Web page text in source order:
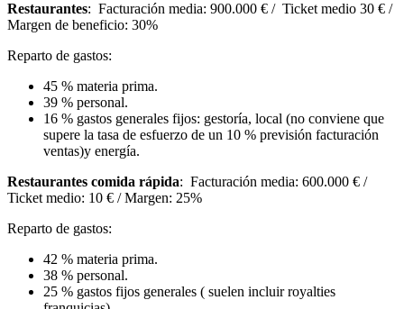
Restaurantes: Facturación media: 900.000 € / Ticket medio 30 € /
Margen de beneficio: 30%
Reparto de gastos:
45 % materia prima.
39 % personal.
16 % gastos generales fijos: gestoría, local (no conviene que
supere la tasa de esfuerzo de un 10 % previsión facturación
ventas)y energía.
Restaurantes comida rápida: Facturación media: 600.000 € /
Ticket medio: 10 € / Margen: 25%
Reparto de gastos:
42 % materia prima.
38 % personal.
25 % gastos fijos generales ( suelen incluir royalties